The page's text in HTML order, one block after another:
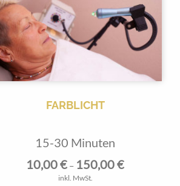
FARBLICHT
15-30 Minuten
10,00€ – 150,00€
inkl. MwSt.